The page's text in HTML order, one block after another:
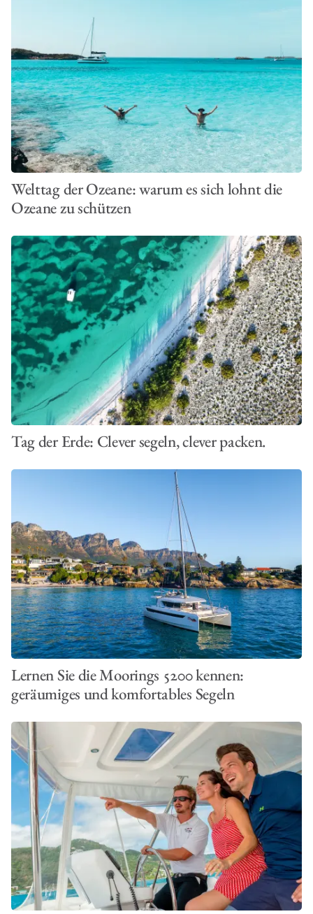
Welttag der Ozeane: warum es sich lohnt die
Ozeane zu schützen
Tag der Erde: Clever segeln, clever packen.
Lernen Sie die Moorings 5200 kennen:
geräumiges und komfortables Segeln